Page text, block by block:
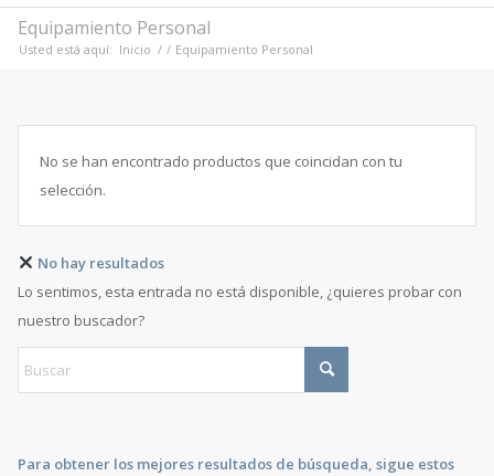
Equipamiento Personal
Usted está aquí: Inicio / / Equipamiento Personal
No se han encontrado productos que coincidan con tu
selección.
No hay resultados
Lo sentimos, esta entrada no está disponible, ¿quieres probar con
nuestro buscador?
Para obtener los mejores resultados de búsqueda, sigue estos